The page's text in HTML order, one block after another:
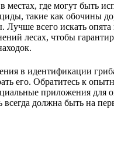
местах, где могут быть
такие как обочины
всего искать опята
лесах, чтобы
в идентификации
его. Обратитесь к
приложения для
всегда должна быть на